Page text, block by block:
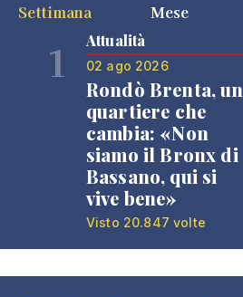
Settimana
Mese
1 Attualità
02 ago 2026
Rondò Brenta, un
quartiere che
cambia: «Non
siamo il Bronx di
Bassano, qui si
vive bene»
Visto 20.847 volte